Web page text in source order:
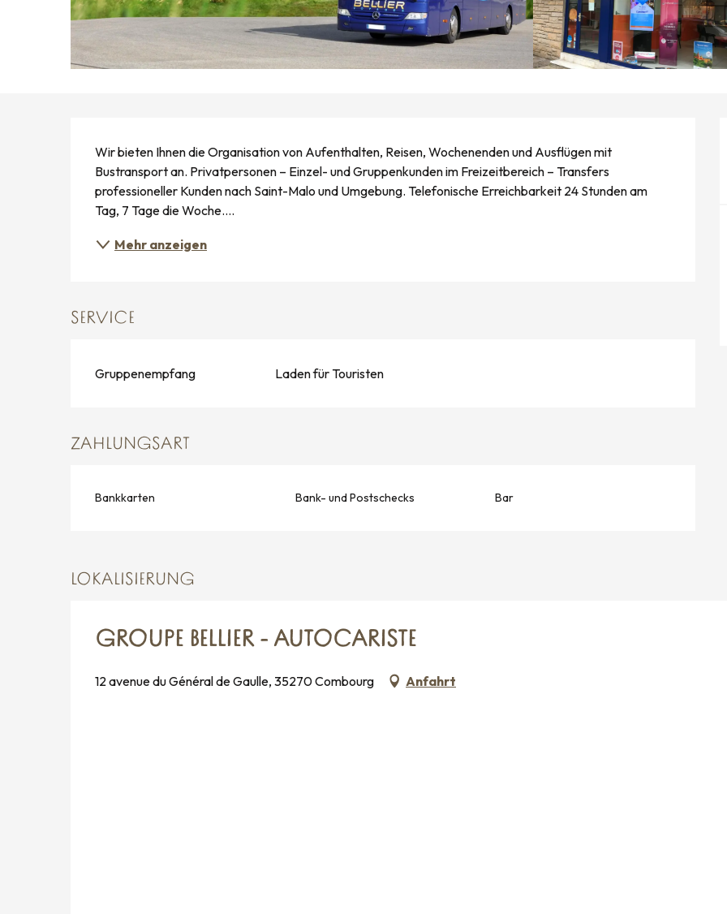
Wir bieten Ihnen die Organisation von Aufenthalten, Reisen, Wochenenden und Ausflügen mit
Bustransport an. Privatpersonen – Einzel- und Gruppenkunden im Freizeitbereich – Transfers
professioneller Kunden nach Saint-Malo und Umgebung. Telefonische Erreichbarkeit 24 Stunden am
Tag, 7 Tage die Woche....
Mehr anzeigen
SERVICE
Gruppenempfang Laden für Touristen
ZAHLUNGSART
Bankkarten Bank- und Postschecks Bar
LOKALISIERUNG
GROUPE BELLIER - AUTOCARISTE
12 avenue du Général de Gaulle, 35270 Combourg Anfahrt